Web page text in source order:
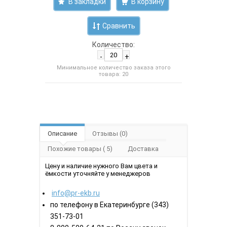
В закладки
Сравнить
Количество:
-
+
Минимальное количество заказа этого
товара: 20
Описание
Отзывы (0)
Похожие товары ( 5)
Доставка
Цену и наличие нужного Вам цвета и
ёмкости уточняйте у менеджеров
info@pr-ekb.ru
по телефону в Екатеринбурге (343)
351-73-01